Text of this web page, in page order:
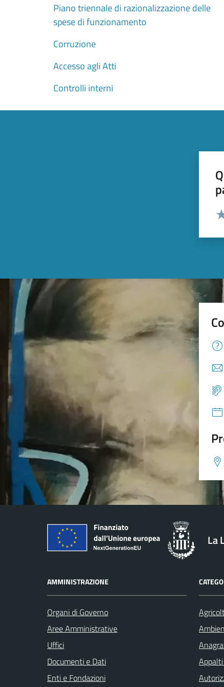
Piano triennale di razionalizzazione delle
spese di funzionamento
Corruzione
Accesso agli Atti
Controlli interni
La
AMMINISTRAZIONE
Organi di Governo
Aree Amministrative
Uffici
Documenti e Dati
Enti e Fondazioni